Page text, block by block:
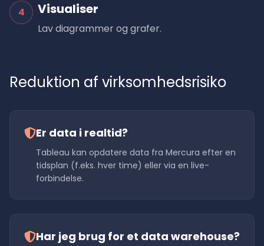
4 Visualiser
Lav diagrammer og grafer.
Reduktion af virksomhedsrisiko
Er data i realtid?
Tableau kan opdatere data fra Mercura efter en
tidsplan (f.eks. hver time) eller via en live-
forbindelse.
Har jeg brug for et data warehouse?